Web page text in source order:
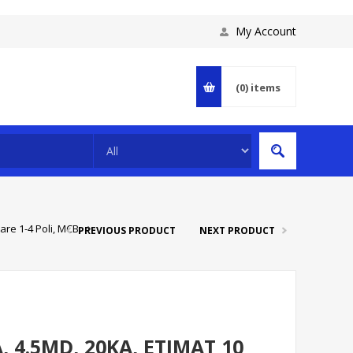
My Account
(0) items
1-4 Poli, MCB,PREVIOUS PRODUCT NEXT PRODUCT
4.5MD, 20KA, ETIMAT 10